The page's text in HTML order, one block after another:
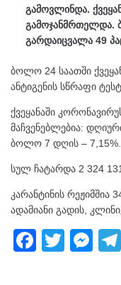
გამოვლინდა.
გამოჯანმრთელდა.
გარდაიცვალა 49
ბოლო 24 საათში
ანტიგენის სწრაფი
ქვეყანაში
მაჩვენებლებია:
ბოლო 7 დღის – 7,15%.
სულ ჩატარდა 2 324
კარანტინის რეჟიმშია
ადამიანი გადის,
F
T
M